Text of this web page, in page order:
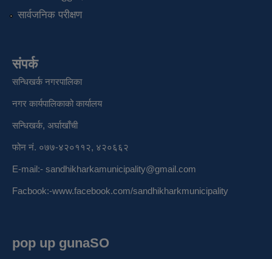
सार्वजनिक परीक्षण
संपर्क
सन्धिखर्क नगरपालिका
नगर कार्यपालिकाको कार्यालय
सन्धिखर्क, अर्घाखाँची
फोन नं. ०७७-४२०११२, ४२०६६२
E-mail:- sandhikharkamunicipality@gmail.com
Facbook:-www.facebook.com/sandhikharkmunicipality
pop up gunaSO